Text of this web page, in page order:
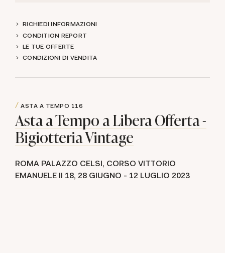
RICHIEDI INFORMAZIONI
CONDITION REPORT
LE TUE OFFERTE
CONDIZIONI DI VENDITA
ASTA A TEMPO 116
Asta a Tempo a Libera Offerta -
Bigiotteria Vintage
ROMA PALAZZO CELSI, CORSO VITTORIO
EMANUELE II 18, 28 GIUGNO - 12 LUGLIO 2023